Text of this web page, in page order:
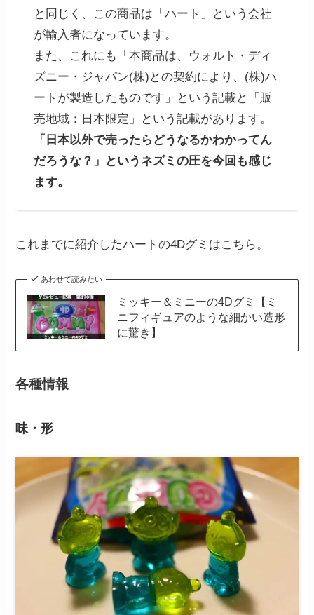
と同じく、この商品は「ハート」という会社
が輸入者になっています。
また、これにも「本商品は、ウォルト・ディ
ズニー・ジャパン(株)との契約により、(株)ハ
ートが製造したものです」という記載と「販
売地域：日本限定」という記載があります。
「日本以外で売ったらどうなるかわかってん
だろうな？」というネズミの圧を今回も感じ
ます。
これまでに紹介したハートの4Dグミはこちら。
あわせて読みたい
ミッキー＆ミニーの4Dグミ【ミ
ニフィギュアのような細かい造形
に驚き】
各種情報
味・形